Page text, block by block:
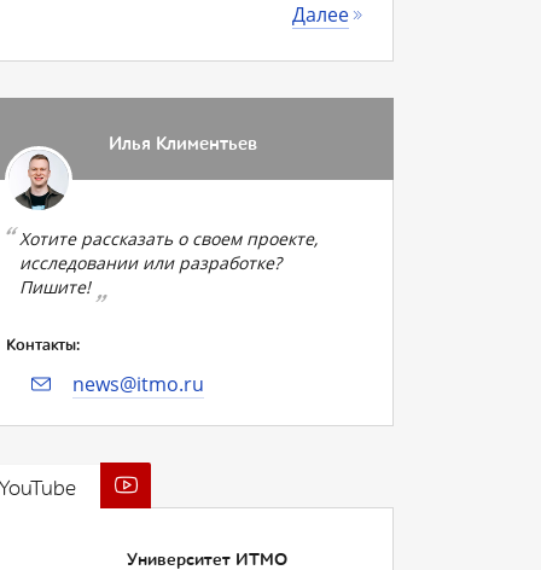
Далее
Илья Климентьев
Хотите рассказать о своем проекте,
исследовании или разработке?
Пишите!
Контакты:
news@itmo.ru
Университет ИТМО